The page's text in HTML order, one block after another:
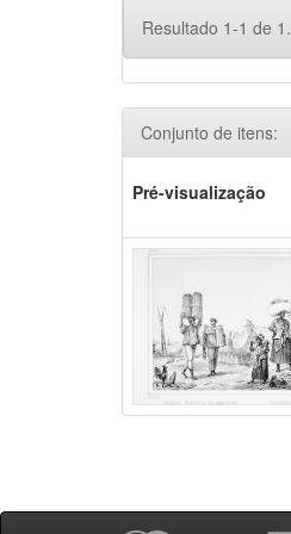
Resultado 1-1 de 1.
Conjunto de itens:
Pré-visualização